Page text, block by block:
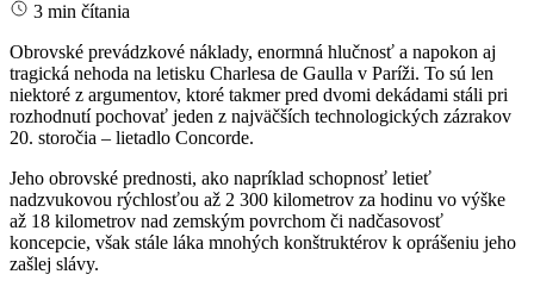
3 min čítania
Obrovské prevádzkové náklady, enormná hlučnosť a napokon aj
tragická nehoda na letisku Charlesa de Gaulla v Paríži. To sú len
niektoré z argumentov, ktoré takmer pred dvomi dekádami stáli pri
rozhodnutí pochovať jeden z najväčších technologických zázrakov
20. storočia – lietadlo Concorde.
Jeho obrovské prednosti, ako napríklad schopnosť letieť
nadzvukovou rýchlosťou až 2 300 kilometrov za hodinu vo výške
až 18 kilometrov nad zemským povrchom či nadčasovosť
koncepcie, však stále láka mnohých konštruktérov k oprášeniu jeho
zašlej slávy.